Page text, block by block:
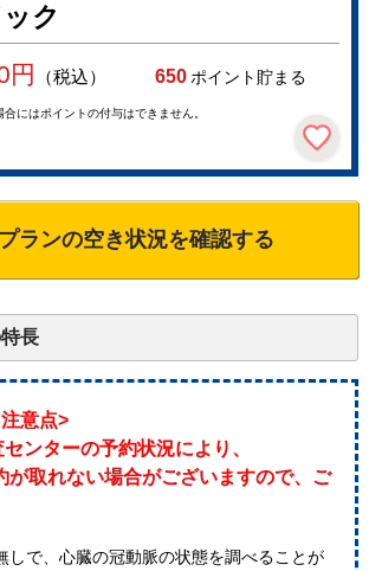
ク
円 （税込） 650ポイント貯まる
にはポイントの付与はできません。
ランの空き状況を確認する
長
意点>
ンターの予約状況により、
が取れない場合がございますので、ご
で、心臓の冠動脈の状態を調べることが